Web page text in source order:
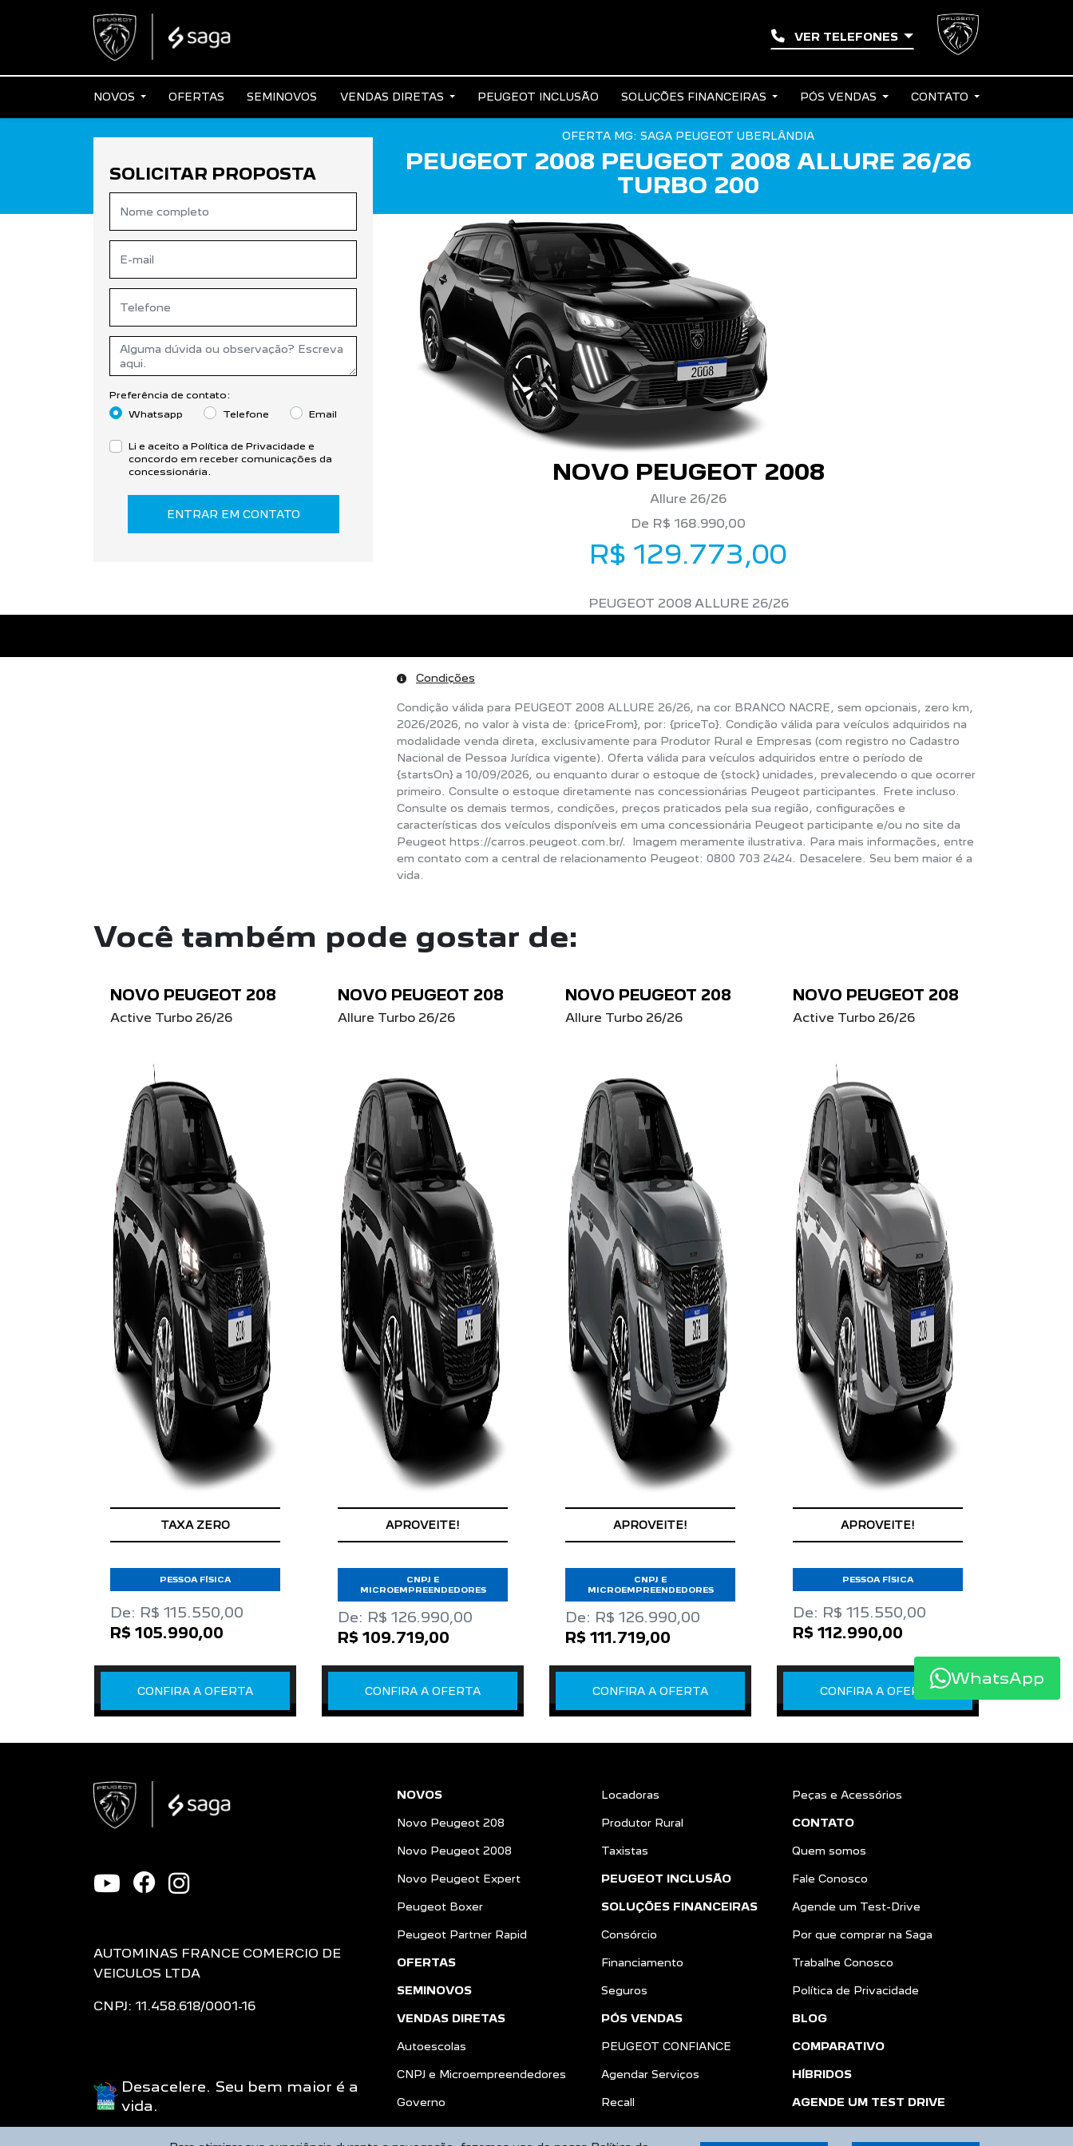
VER TELEFONES
NOVOS OFERTAS SEMINOVOS VENDAS DIRETAS PEUGEOT INCLUSÃO SOLUÇÕES FINANCEIRAS PÓS VENDAS CONTATO
OFERTA MG: SAGA PEUGEOT UBERLÂNDIA
PEUGEOT 2008 PEUGEOT 2008 ALLURE 26/26
TURBO 200
NOVO PEUGEOT 2008
Allure 26/26
De R$ 168.990,00
R$ 129.773,00
PEUGEOT 2008 ALLURE 26/26
SOLICITAR PROPOSTA
Preferência de contato:
Whatsapp
Telefone Email
Li e aceito a Política de Privacidade e
concordo em receber comunicações da
concessionária.
ENTRAR EM CONTATO
Condições
Condição válida para PEUGEOT 2008 ALLURE 26/26, na cor BRANCO NACRE, sem opcionais, zero km,
2026/2026, no valor à vista de: {priceFrom}, por: {priceTo}. Condição válida para veículos adquiridos na
modalidade venda direta, exclusivamente para Produtor Rural e Empresas (com registro no Cadastro
Nacional de Pessoa Jurídica vigente). Oferta válida para veículos adquiridos entre o período de
{startsOn} a 10/09/2026, ou enquanto durar o estoque de {stock} unidades, prevalecendo o que ocorrer
primeiro. Consulte o estoque diretamente nas concessionárias Peugeot participantes. Frete incluso.
Consulte os demais termos, condições, preços praticados pela sua região, configurações e
características dos veículos disponíveis em uma concessionária Peugeot participante e/ou no site da
Peugeot https://carros.peugeot.com.br/. Imagem meramente ilustrativa. Para mais informações, entre
em contato com a central de relacionamento Peugeot: 0800 703 2424. Desacelere. Seu bem maior é a
vida.
Você também pode gostar de:
NOVO PEUGEOT 208
Active Turbo 26/26
TAXA ZERO
PESSOA FÍSICA
De: R$ 115.550,00
R$ 105.990,00
CONFIRA A OFERTA
NOVO PEUGEOT 208
Allure Turbo 26/26
APROVEITE!
CNPJ E
MICROEMPREENDEDORES
De: R$ 126.990,00
R$ 109.719,00
CONFIRA A OFERTA
NOVO PEUGEOT 208
Allure Turbo 26/26
APROVEITE!
CNPJ E
MICROEMPREENDEDORES
De: R$ 126.990,00
R$ 111.719,00
CONFIRA A OFERTA
NOVO PEUGEOT 208
Active Turbo 26/26
APROVEITE!
PESSOA FÍSICA
De: R$ 115.550,00
R$ 112.990,00
CONFIRA A OFERTA
AUTOMINAS FRANCE COMERCIO DE
VEICULOS LTDA
CNPJ: 11.458.618/0001-16
Desacelere. Seu bem maior é a
vida.
NOVOS
Novo Peugeot 208
Novo Peugeot 2008
Novo Peugeot Expert
Peugeot Boxer
Peugeot Partner Rapid
OFERTAS
SEMINOVOS
VENDAS DIRETAS
Autoescolas
CNPJ e Microempreendedores
Governo
Locadoras
Produtor Rural
Taxistas
PEUGEOT INCLUSÃO
SOLUÇÕES FINANCEIRAS
Consórcio
Financiamento
Seguros
PÓS VENDAS
PEUGEOT CONFIANCE
Agendar Serviços
Recall
Peças e Acessórios
CONTATO
Quem somos
Fale Conosco
Agende um Test-Drive
Por que comprar na Saga
Trabalhe Conosco
Política de Privacidade
BLOG
COMPARATIVO
HÍBRIDOS
AGENDE UM TEST DRIVE
WhatsApp